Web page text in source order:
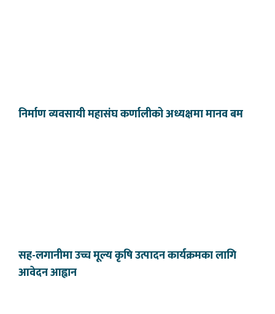
निर्माण व्यवसायी महासंघ कर्णालीको अध्यक्षमा मानव बम
सह-लगानीमा उच्च मूल्य कृषि उत्पादन कार्यक्रमका लागि
आवेदन आह्वान